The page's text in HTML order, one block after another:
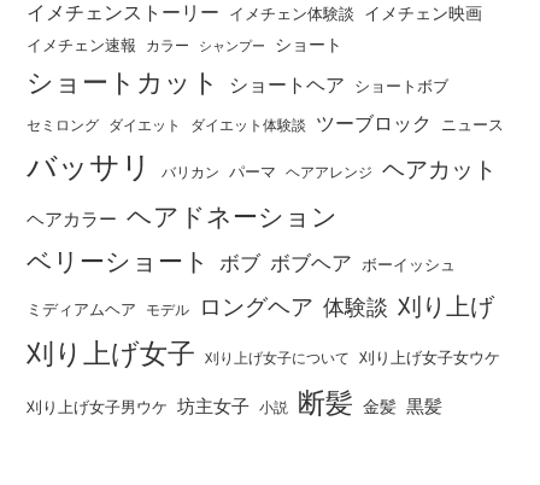
イメチェンストーリー イメチェン体験談 イメチェン映画
イメチェン速報 カラー シャンプー ショート
ショートカット ショートヘア ショートボブ
セミロング ダイエット ダイエット体験談 ツーブロック ニュース
バッサリ バリカン パーマ ヘアアレンジ ヘアカット
ヘアカラー ヘアドネーション
ベリーショート
ボブ ボブヘア ボーイッシュ
ミディアムヘア モデル ロングヘア 体験談 刈り上げ
刈り上げ女子 刈り上げ女子について 刈り上げ女子女ウケ
刈り上げ女子男ウケ 坊主女子 小説 断髪 金髪 黒髪